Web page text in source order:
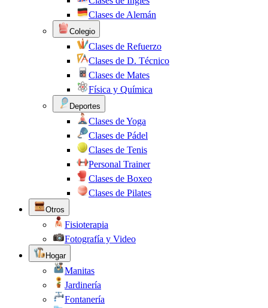
Clases de Alemán
Colegio
Clases de Refuerzo
Clases de D. Técnico
Clases de Mates
Física y Química
Deportes
Clases de Yoga
Clases de Pádel
Clases de Tenis
Personal Trainer
Clases de Boxeo
Clases de Pilates
Otros
Fisioterapia
Fotografía y Video
Hogar
Manitas
Jardinería
Fontanería